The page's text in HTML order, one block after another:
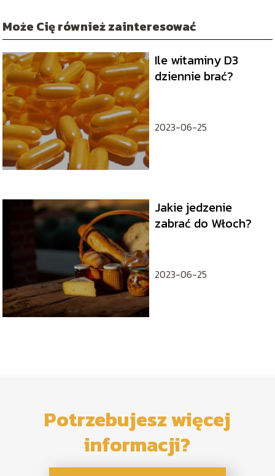
Może Cię również zainteresować
Ile witaminy D3
dziennie brać?
2023-06-25
Jakie jedzenie
zabrać do Włoch?
2023-06-25
Potrzebujesz więcej
informacji?